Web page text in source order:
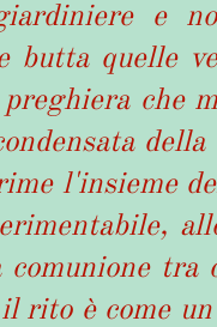
e
butta quelle
preghiera che
l'insieme
tra
rito è come